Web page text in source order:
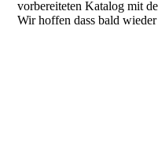
vorbereiteten Katalog mit
Wir hoffen dass bald